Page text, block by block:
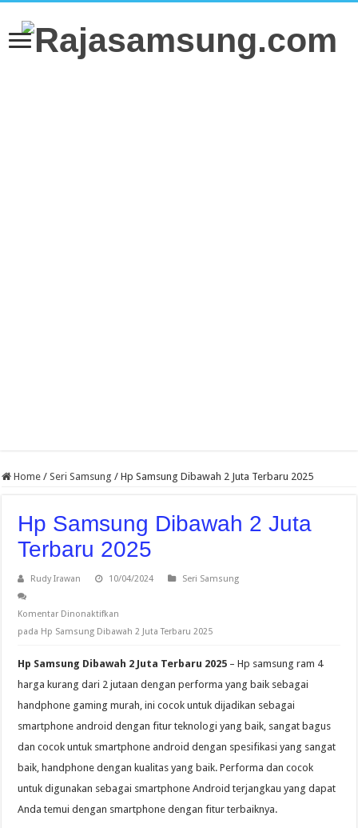
Home / Seri Samsung / Hp Samsung Dibawah 2 Juta Terbaru 2025
Hp Samsung Dibawah 2 Juta
Terbaru 2025
Rudy Irawan 10/04/2024 Seri Samsung
Komentar Dinonaktifkan
pada Hp Samsung Dibawah 2 Juta Terbaru 2025
Hp Samsung Dibawah 2 Juta Terbaru 2025 – Hp samsung ram 4
harga kurang dari 2 jutaan dengan performa yang baik sebagai
handphone gaming murah, ini cocok untuk dijadikan sebagai
smartphone android dengan fitur teknologi yang baik, sangat bagus
dan cocok untuk smartphone android dengan spesifikasi yang sangat
baik, handphone dengan kualitas yang baik. Performa dan cocok
untuk digunakan sebagai smartphone Android terjangkau yang dapat
Anda temui dengan smartphone dengan fitur terbaiknya.